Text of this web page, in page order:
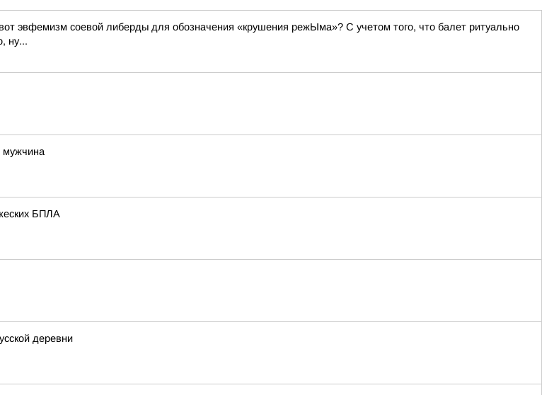
эвфемизм соевой либерды для обозначения «крушения режЫма»? С учетом того, что балет ритуально
ну...
мужчина
БПЛА
деревни